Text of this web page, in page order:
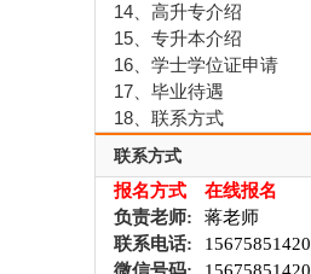
14、高升专介绍
15、专升本介绍
16、学士学位证申请
17、毕业待遇
18、联系方式
联系方式
报名方式
在线报名
负责老师:
蒋老师
联系电话:
15675851420